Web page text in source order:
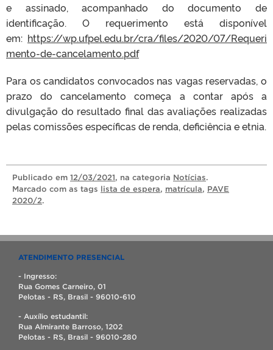
e assinado, acompanhado do documento de
identificação. O requerimento está disponível
em: https://wp.ufpel.edu.br/cra/files/2020/07/Requeri
mento-de-cancelamento.pdf
Para os candidatos convocados nas vagas reservadas, o
prazo do cancelamento começa a contar após a
divulgação do resultado final das avaliações realizadas
pelas comissões específicas de renda, deficiência e etnia.
Publicado em 12/03/2021, na categoria Notícias.
Marcado com as tags lista de espera, matrícula, PAVE
2020/2.
ATENDIMENTO PRESENCIAL
- Ingresso:
Rua Gomes Carneiro, 01
Pelotas - RS, Brasil - 96010-610
- Auxílio estudantil:
Rua Almirante Barroso, 1202
Pelotas - RS, Brasil - 96010-280